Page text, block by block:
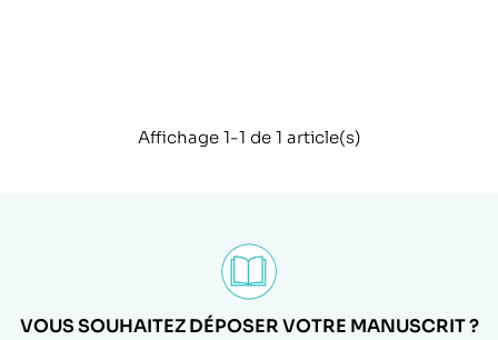
Affichage 1-1 de 1 article(s)
VOUS SOUHAITEZ DÉPOSER VOTRE MANUSCRIT ?